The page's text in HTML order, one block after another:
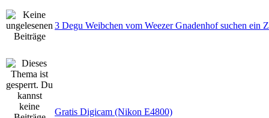
3 Degu Weibchen vom Weezer Gnadenhof suchen ein
Gratis Digicam (Nikon E4800)